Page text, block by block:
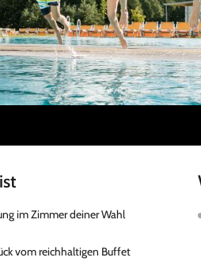
im Zimmer deiner Wahl
vom reichhaltigen Buffet